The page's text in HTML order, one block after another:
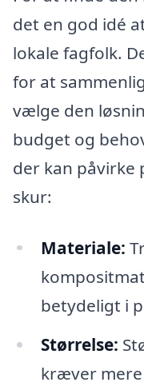
det en god idé
lokale fagfolk.
for at
vælge den
budget og
der kan påvirke
skur:
Materiale:
betydeligt i
Størrelse:
kræver